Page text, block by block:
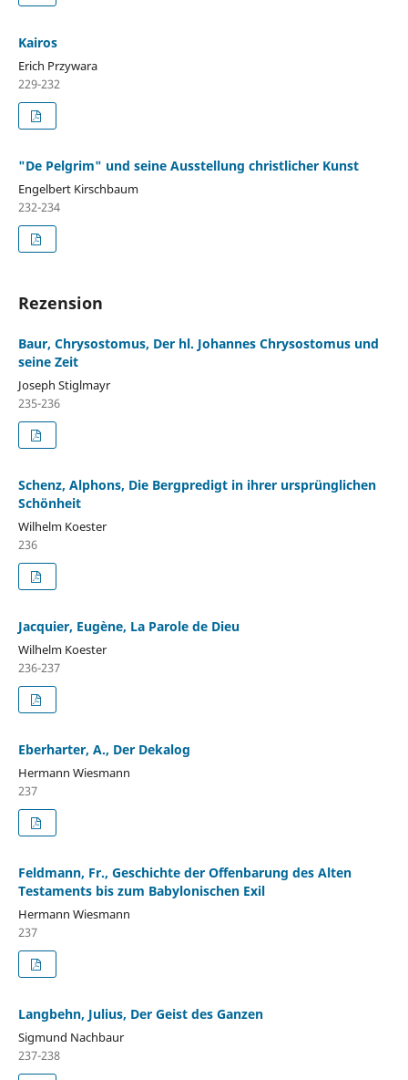
Kairos
Erich Przywara
229-232
"De Pelgrim" und seine Ausstellung christlicher Kunst
Engelbert Kirschbaum
232-234
Rezension
Baur, Chrysostomus, Der hl. Johannes Chrysostomus und
seine Zeit
Joseph Stiglmayr
235-236
Schenz, Alphons, Die Bergpredigt in ihrer ursprünglichen
Schönheit
Wilhelm Koester
236
Jacquier, Eugène, La Parole de Dieu
Wilhelm Koester
236-237
Eberharter, A., Der Dekalog
Hermann Wiesmann
237
Feldmann, Fr., Geschichte der Offenbarung des Alten
Testaments bis zum Babylonischen Exil
Hermann Wiesmann
237
Langbehn, Julius, Der Geist des Ganzen
Sigmund Nachbaur
237-238